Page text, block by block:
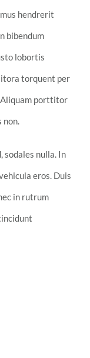
hendrerit
bibendum
lobortis
torquent per
Aliquam porttitor
non.
sodales nulla. In
eros. Duis
in rutrum